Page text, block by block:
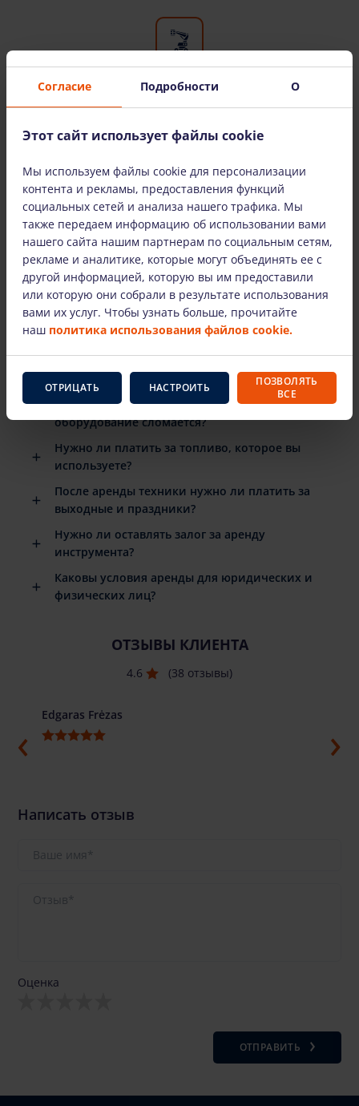
Широкий выбор оборудования
У нас есть все необходимое оборудование для
высотных работ. Мы сдаем оборудование в
аренду как физическим, так и юридическим
лицам.
НАИБОЛЕЕ ЧАСТО ЗАДАВАЕМЫЕ ВОПРОСЫ
Есть ли подробные инструкции по
использованию арендованного
оборудования?
Когда мне нужно вернуть арендованное
оборудование?
Что произойдет, если арендованное
оборудование сломается?
Нужно ли платить за топливо, которое вы
используете?
После аренды техники нужно ли платить за
выходные и праздники?
Нужно ли оставлять залог за аренду
инструмента?
Каковы условия аренды для юридических и
физических лиц?
ОТЗЫВЫ КЛИЕНТА
4.6 (38 отзывы)
Edgaras Frėzas
Написать отзыв
Оценка
ОТПРАВИТЬ
Согласие Подробности О
Этот сайт использует файлы cookie
Мы используем файлы cookie для персонализации
контента и рекламы, предоставления функций
социальных сетей и анализа нашего трафика. Мы
также передаем информацию об использовании вами
нашего сайта нашим партнерам по социальным сетям,
рекламе и аналитике, которые могут объединять ее с
другой информацией, которую вы им предоставили
или которую они собрали в результате использования
вами их услуг. Чтобы узнать больше, прочитайте
наш политика использования файлов cookie.
ОТРИЦАТЬ НАСТРОИТЬ
ПОЗВОЛЯТЬ
ВСЕ